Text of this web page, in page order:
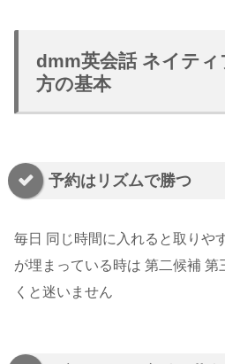
dmm英会話 ネイテ
方の基本
予約はリズムで勝つ
毎日 同じ時間に入れると取りや
が埋まっている時は 第二候補
くと迷いません